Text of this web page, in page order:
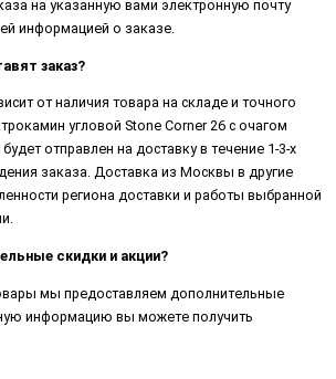
на указанную вами электронную почту
информацией о заказе.
заказ?
от наличия товара на складе и точного
угловой Stone Corner 26 с очагом
отправлен на доставку в течение 1-3-х
заказа. Доставка из Москвы в другие
региона доставки и работы выбранной
скидки и акции?
мы предоставляем дополнительные
информацию вы можете получить